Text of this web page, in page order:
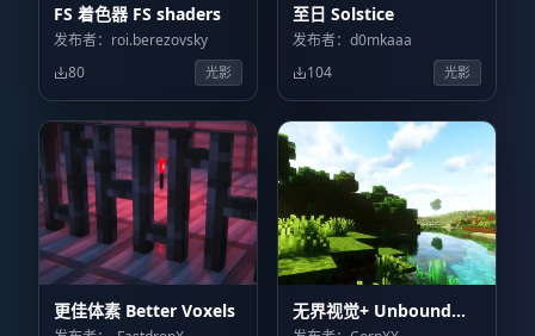
FS 着色器 FS shaders
发布者：roi.berezovsky
80
光影
至日 Solstice
发布者：d0mkaaa
104
光影
更佳体素 Better Voxels
无界视觉+ Unbound